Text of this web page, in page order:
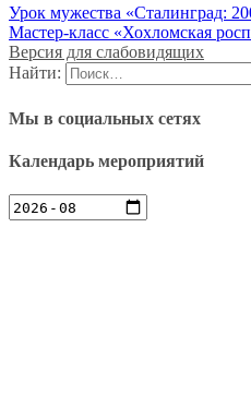
Урок мужества «Сталинград:
Мастер-класс «Хохломская
Версия для слабовидящих
Найти:
Мы в социальных сетях
Календарь мероприятий